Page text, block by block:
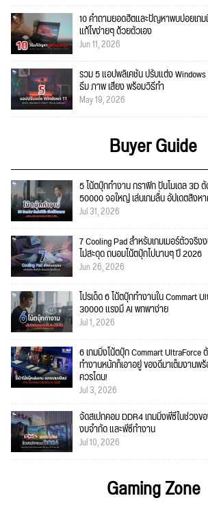
10 คำถามยอดฮิตและปัญหาพบบ่อยเก
แก้ไขง่ายๆ ด้วยตัวเอง
Jun 11, 2026
รวม 5 แอปพลิเคชัน ปรับแต่ง Windows
ธีม ภาพ เสียง พร้อมวิธีทำ
May 19, 2026
Buyer Guide
5 โน้ตบุ๊กทำงาน กราฟิก ปั้นโมเดล 3D
50000 จอใหญ่ เล่นเกมลื่น อัปเดตสิงห
Jul 31, 2026
7 Cooling Pad สำหรับเกมเมอร์ตัวจริง
ไม่สะดุด ถนอมโน้ตบุ๊กไปนานๆ ปี 2026
Jun 26, 2026
โปรเด็ด 6 โน้ตบุ๊กทำงานใน Commart
30000 แรงมี AI พกพาง่าย
Jul 1, 2026
6 เกมมิ่งโน้ตบุ๊ก Commart UltraForce
ทำงานหนักก็เอาอยู่ ของดีมาเต็มงานพร้
ควรโดน!
Jul 3, 2026
จัดสเปกคอม DDR4 เกมมิ่งพีซีในช่วง
งบจำกัด และพีซีทำงาน
Jul 10, 2026
Gaming Zone